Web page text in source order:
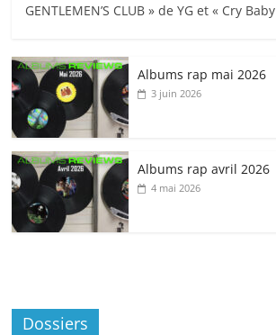
GENTLEMEN’S CLUB » de YG et « Cry Baby
Albums rap mai 2026
3 juin 2026
Albums rap avril 2026
4 mai 2026
Dossiers